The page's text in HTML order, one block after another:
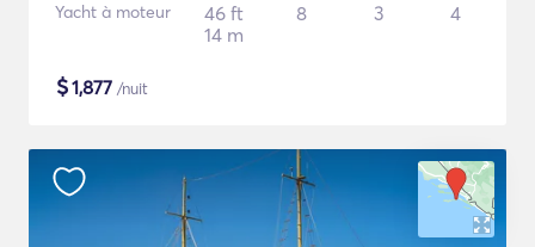
Yacht à moteur
46 ft
14 m
8 3 4
$1,877 /nuit